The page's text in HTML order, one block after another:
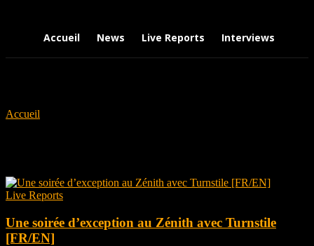
Accueil News Live Reports Interviews
Accueil
Live Reports
Une soirée d’exception au Zénith avec Turnstile
[FR/EN]